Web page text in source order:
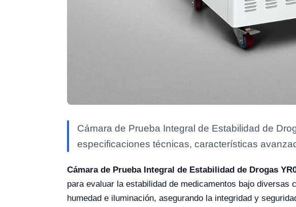
Cámara de Prueba Integral de Estabilidad de
especificaciones técnicas, características
Cámara de Prueba Integral de Estabilidad de Drogas
para evaluar la estabilidad de medicamentos bajo
humedad e iluminación, asegurando la integridad y